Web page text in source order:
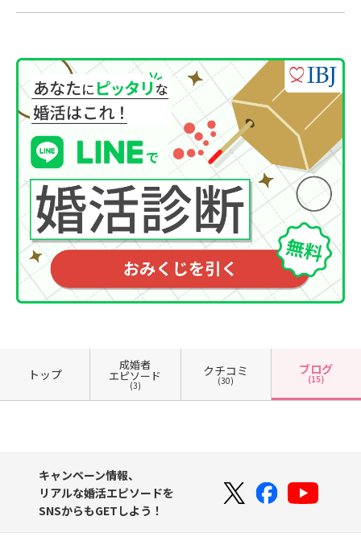
トップ
成婚者
エピソード
(3)
クチコミ
(30)
ブログ
(15)
キャンペーン情報、
リアルな婚活エピソードを
SNSからもGETしよう！